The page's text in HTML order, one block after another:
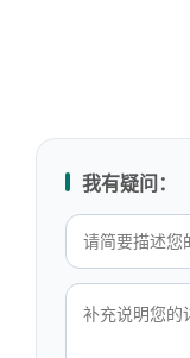
我有疑问：